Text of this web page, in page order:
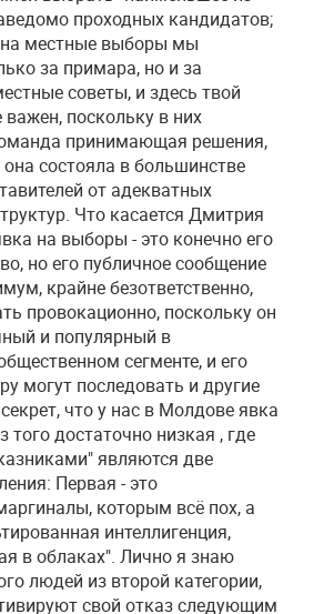
проходных кандидатов;
на местные выборы мы
за примара, но и за
советы, и здесь твой
поскольку в них
принимающая решения,
состояла в большинстве
от адекватных
Что касается Дмитрия
на выборы - это конечно его
но его публичное сообщение
крайне безответственно,
провокационно, поскольку он
и популярный в
сегменте, и его
могут последовать и другие
что у нас в Молдове явка
того достаточно низкая , где
являются две
Первая - это
которым всё пох, а
интеллигенция,
в облаках". Лично я знаю
людей из второй категории,
свой отказ следующим